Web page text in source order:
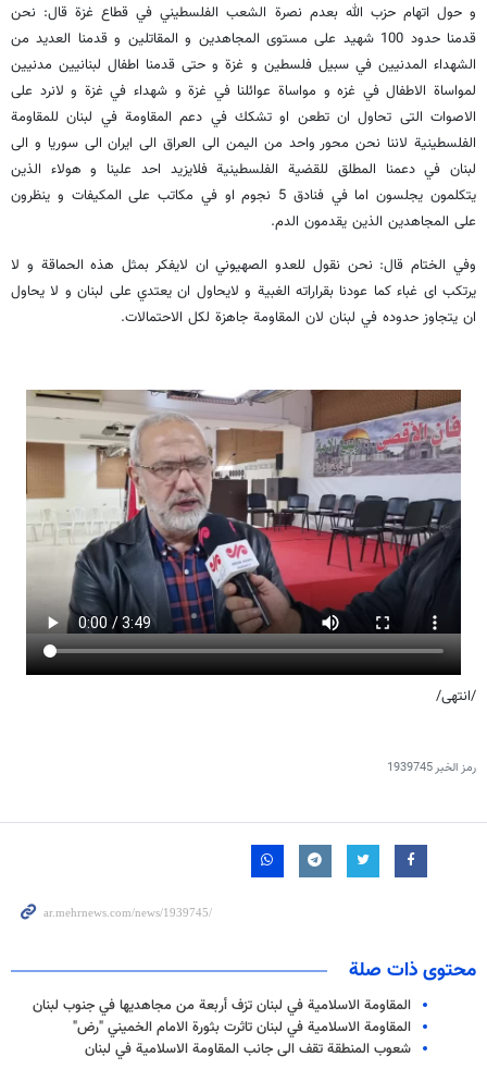
و حول اتهام حزب الله بعدم نصرة الشعب الفلسطيني في قطاع غزة قال: نحن
قدمنا حدود 100 شهید علی مستوی المجاهدین و المقاتلین و قدمنا العدید من
الشهداء المدنیین في سبیل فلسطین و غزة و حتی قدمنا اطفال لبنانیین مدنیین
لمواساة الاطفال في غزه و مواساة عوائلنا في غزة و شهداء في غزة و لانرد علی
الاصوات التی تحاول ان تطعن او تشکك في دعم المقاومة في لبنان للمقاومة
الفلسطینیة لاننا نحن محور واحد من الیمن الی العراق الی ایران الی سوریا و الی
لبنان في دعمنا المطلق للقضیة الفلسطینیة فلایزید احد علینا و هولاء الذین
یتکلمون یجلسون اما في فنادق 5 نجوم او في مکاتب علی المکیفات و ینظرون
علی المجاهدین الذین یقدمون الدم.
وفي الختام قال: نحن نقول للعدو الصهیوني ان لایفکر بمثل هذه الحماقة و لا
یرتکب ای غباء کما عودنا بقراراته الغبیة و لایحاول ان یعتدي علی لبنان و لا یحاول
ان یتجاوز حدوده في لبنان لان المقاومة جاهزة لکل الاحتمالات.
/انتهی/
رمز الخبر1939745
محتوى ذات صلة
المقاومة الاسلامية في لبنان تزف أربعة من مجاهديها في جنوب لبنان
المقاومة الاسلامية في لبنان تاثرت بثورة الامام الخميني "رض"
شعوب المنطقة تقف الى جانب المقاومة الاسلامية في لبنان